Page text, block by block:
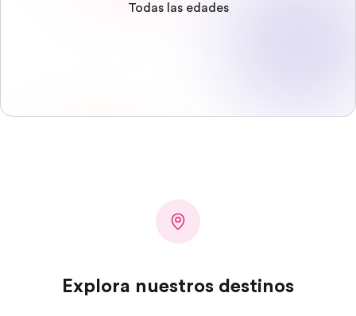
Todas las edades
Explora nuestros destinos